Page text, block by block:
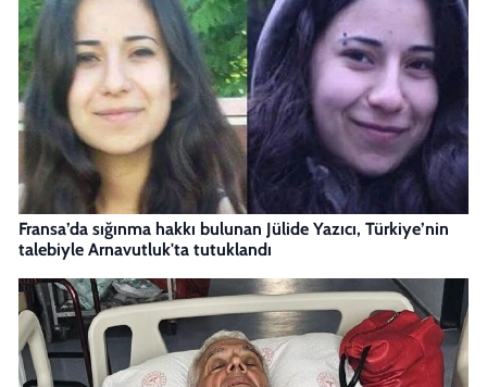
Fransa’da sığınma hakkı bulunan Jülide Yazıcı, Türkiye’nin
talebiyle Arnavutluk'ta tutuklandı